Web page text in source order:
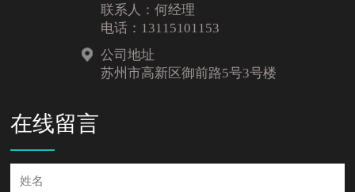
联系人：何经理
电话：13115101153
公司地址
苏州市高新区御前路5号3号楼
在线留言